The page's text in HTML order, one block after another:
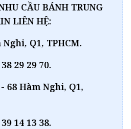
CẦU BÁNH TRUNG
LIÊN HỆ:
Q1, TPHCM.
29 29 70.
68 Hàm Nghi, Q1,
14 13 38.